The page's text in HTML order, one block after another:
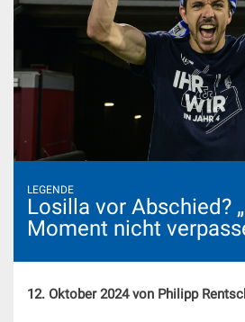
LEGENDE
Losilla vor Abschied?
Moment nicht
12. Oktober 2024 von Philipp